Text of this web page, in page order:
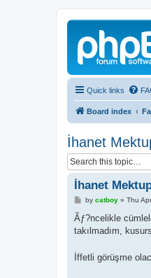
Quick links
Board index
İhanet
İhanet
P
s
t
by catboy» Thu
Ãƒ?ncelikle
takılmadım,
İffetli görüşme